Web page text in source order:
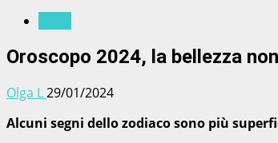
Oroscopo 2024, la bellezza
Olga L29/01/2024
Alcuni segni dello zodiaco sono più